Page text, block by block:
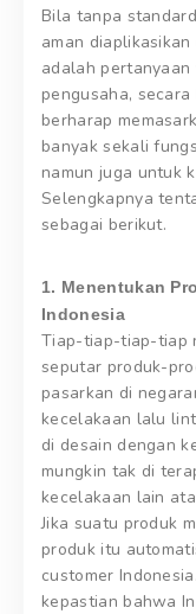
Bila tanpa
aman
adalah
pengusaha,
berharap
banyak sekali
namun juga untuk
Selengkapnya
sebagai berikut.
1. Menentukan
Indonesia
Tiap-tiap-tiap-tiap
seputar produk-
pasarkan di
kecelakaan lalu
di desain dengan
mungkin tak di
kecelakaan lain
Jika suatu produk
produk itu
customer
kepastian bahwa